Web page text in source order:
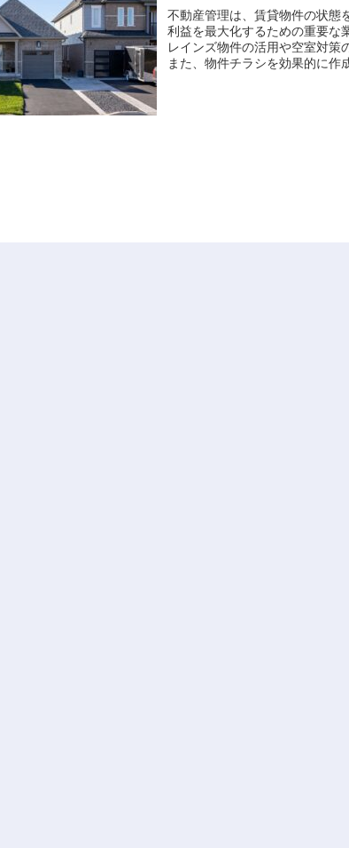
不動産管理は、賃貸物件の状態
利益を最大化するための重要な
レインズ物件の活用や空室対策
また、物件チラシを効果的に作